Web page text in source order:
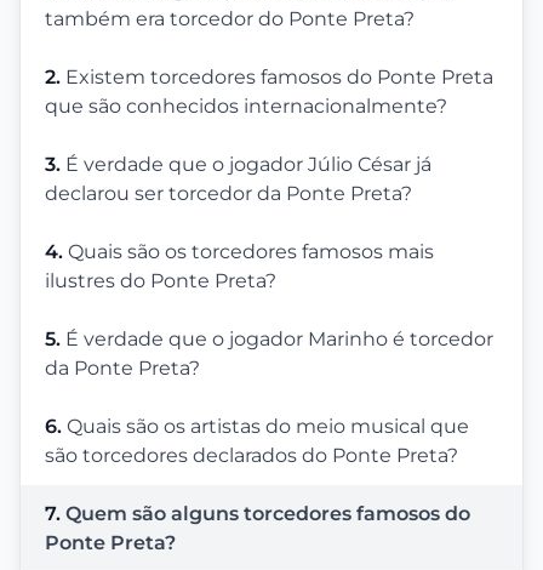
também era torcedor do Ponte Preta?
2. Existem torcedores famosos do Ponte Preta
que são conhecidos internacionalmente?
3. É verdade que o jogador Júlio César já
declarou ser torcedor da Ponte Preta?
4. Quais são os torcedores famosos mais
ilustres do Ponte Preta?
5. É verdade que o jogador Marinho é torcedor
da Ponte Preta?
6. Quais são os artistas do meio musical que
são torcedores declarados do Ponte Preta?
7. Quem são alguns torcedores famosos do
Ponte Preta?